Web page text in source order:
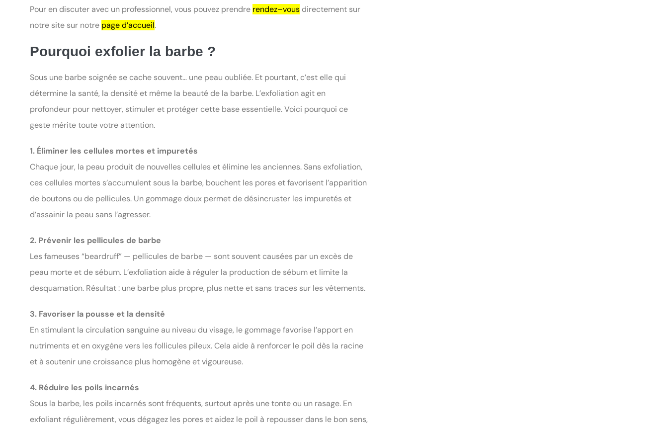
Pour en discuter avec un professionnel, vous pouvez prendre rendez–vous directement sur
notre site sur notre page d’accueil.
Pourquoi exfolier la barbe ?
Sous une barbe soignée se cache souvent… une peau oubliée. Et pourtant, c’est elle qui
détermine la santé, la densité et même la beauté de la barbe. L’exfoliation agit en
profondeur pour nettoyer, stimuler et protéger cette base essentielle. Voici pourquoi ce
geste mérite toute votre attention.
1. Éliminer les cellules mortes et impuretés
Chaque jour, la peau produit de nouvelles cellules et élimine les anciennes. Sans exfoliation,
ces cellules mortes s’accumulent sous la barbe, bouchent les pores et favorisent l’apparition
de boutons ou de pellicules. Un gommage doux permet de désincruster les impuretés et
d’assainir la peau sans l’agresser.
2. Prévenir les pellicules de barbe
Les fameuses “beardruff” — pellicules de barbe — sont souvent causées par un excès de
peau morte et de sébum. L’exfoliation aide à réguler la production de sébum et limite la
desquamation. Résultat : une barbe plus propre, plus nette et sans traces sur les vêtements.
3. Favoriser la pousse et la densité
En stimulant la circulation sanguine au niveau du visage, le gommage favorise l’apport en
nutriments et en oxygène vers les follicules pileux. Cela aide à renforcer le poil dès la racine
et à soutenir une croissance plus homogène et vigoureuse.
4. Réduire les poils incarnés
Sous la barbe, les poils incarnés sont fréquents, surtout après une tonte ou un rasage. En
exfoliant régulièrement, vous dégagez les pores et aidez le poil à repousser dans le bon sens,